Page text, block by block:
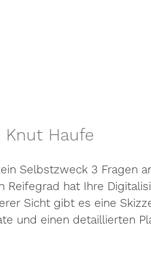
Haufe
Selbstzweck 3 Fragen
Reifegrad hat Ihre
Sicht gibt es eine
und einen detaillierten